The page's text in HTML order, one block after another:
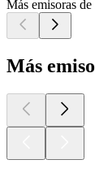
Más emisoras
Más